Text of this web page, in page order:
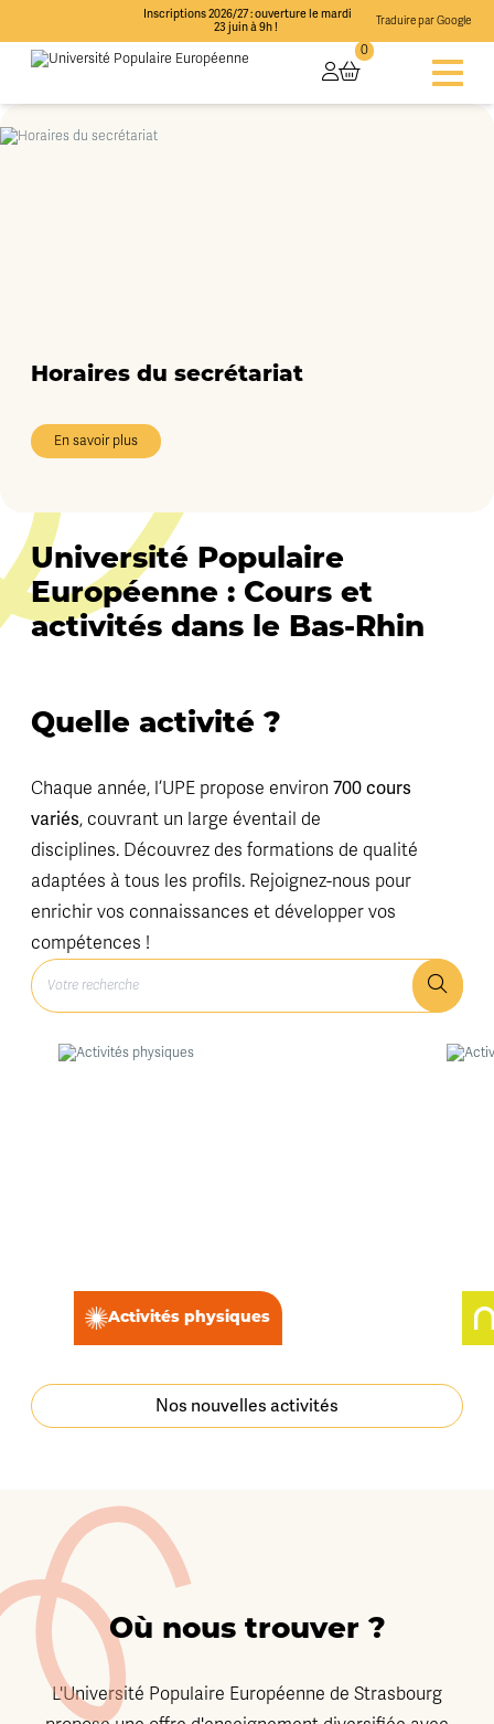
Inscriptions 2026/27 : ouverture le mardi
23 juin à 9h !
Traduire par Google
0
Horaires du secrétariat
En savoir plus
Université Populaire
Européenne : Cours et
activités dans le Bas-Rhin
Quelle activité ?
Chaque année, l’UPE propose environ 700 cours
variés, couvrant un large éventail de
disciplines. Découvrez des formations de qualité
adaptées à tous les profils. Rejoignez-nous pour
enrichir vos connaissances et développer vos
compétences !
Activités physiques
Nos nouvelles activités
Où nous trouver ?
L'Université Populaire Européenne de Strasbourg